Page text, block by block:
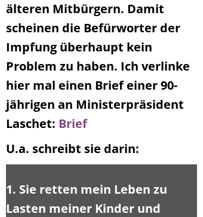
älteren Mitbürgern. Damit
scheinen die Befürworter der
Impfung überhaupt kein
Problem zu haben. Ich verlinke
hier mal einen Brief einer 90-
jährigen an Ministerpräsident
Laschet: Brief
U.a. schreibt sie darin:
1. Sie retten mein Leben zu
Lasten meiner Kinder und